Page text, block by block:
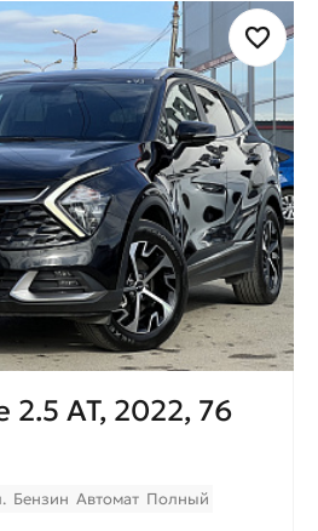
2.5 AT, 2022, 76
Бензин Автомат Полный